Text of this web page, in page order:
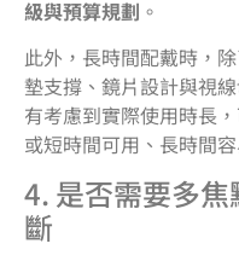
級與預算規劃 。
此外，長時間配戴時，
墊支撐、鏡片設計與視
有考慮到實際使用時長
或短時間可用、長時間
4. 是否需要多
斷